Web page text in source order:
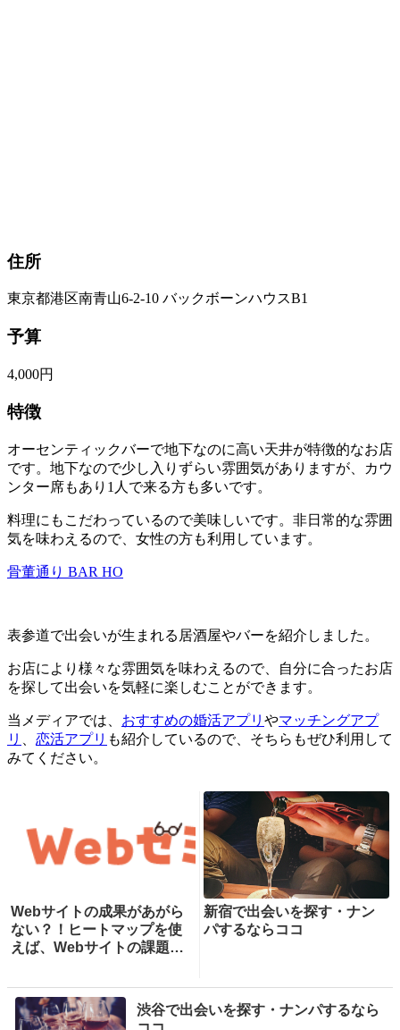
住所
東京都港区南青山6-2-10 バックボーンハウスB1
予算
4,000円
特徴
オーセンティックバーで地下なのに高い天井が特徴的なお店
です。地下なので少し入りずらい雰囲気がありますが、カウ
ンター席もあり1人で来る方も多いです。
料理にもこだわっているので美味しいです。非日常的な雰囲
気を味わえるので、女性の方も利用しています。
骨董通り BAR HO
表参道で出会いが生まれる居酒屋やバーを紹介しました。
お店により様々な雰囲気を味わえるので、自分に合ったお店
を探して出会いを気軽に楽しむことができます。
当メディアでは、 おすすめの婚活アプリ やマッチングアプ
リ
恋活アプリ も紹介しているので、そちらもぜひ利用して
みてください。
Webサイトの成果があがら
ない？！ヒートマップを使
えば、Webサイトの課題が
りやすく解説！
新宿で出会いを探す・ナン
パするならココ
渋谷で出会いを探す・ナンパするなら